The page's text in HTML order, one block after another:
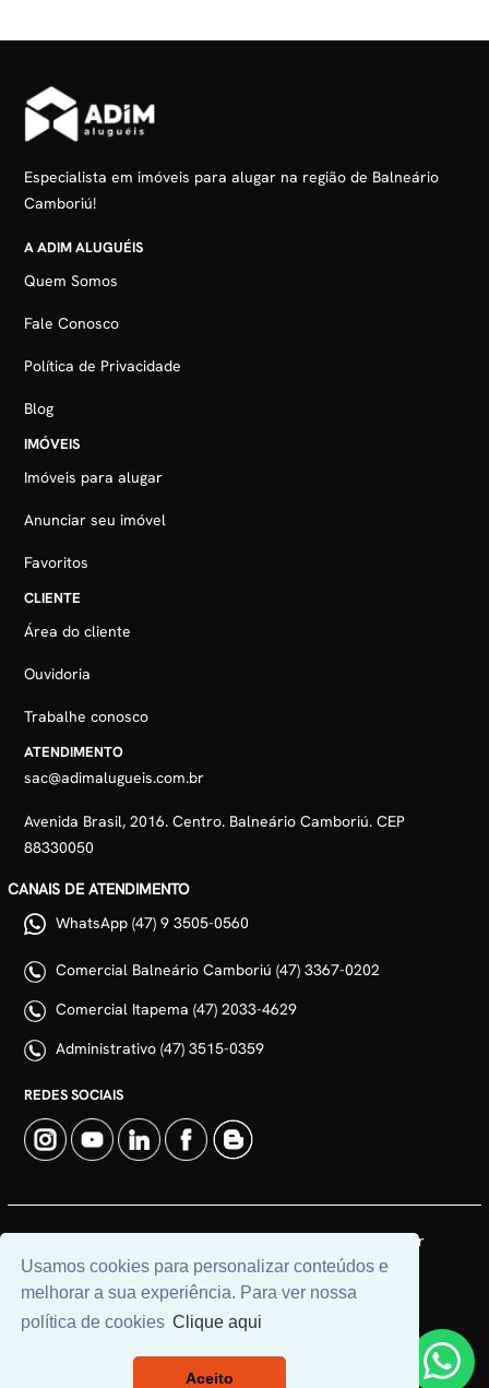
Usamos cookies para personalizar conteúdos e
melhorar a sua experiência. Para ver nossa
política de cookies Clique aqui
Aceito
Especialista em imóveis para alugar na região de Balneário
Camboriú!
A ADIM ALUGUÉIS
Quem Somos
Fale Conosco
Política de Privacidade
Blog
IMÓVEIS
Imóveis para alugar
Anunciar seu imóvel
Favoritos
CLIENTE
Área do cliente
Ouvidoria
Trabalhe conosco
ATENDIMENTO
sac@adimalugueis.com.br
Avenida Brasil, 2016. Centro. Balneário Camboriú. CEP
88330050
CANAIS DE ATENDIMENTO
WhatsApp (47) 9 3505-0560
Comercial Balneário Camboriú (47) 3367-0202
Comercial Itapema (47) 2033-4629
Administrativo (47) 3515-0359
REDES SOCIAIS
© 2026 | Adim Aluguéis | CRECI: 3235J | Desenvolvido por
Universal Software.